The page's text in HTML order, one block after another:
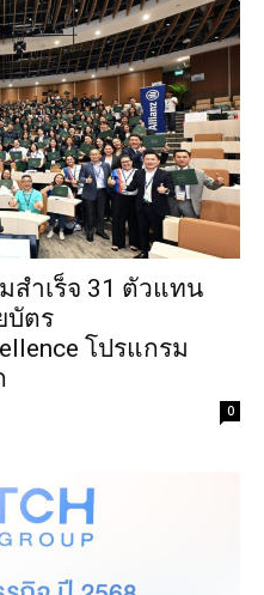
สำเร็จ 31 ตัวแทน
บัตร
โปรแกรม
0